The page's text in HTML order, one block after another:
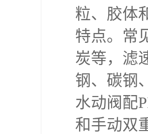
粒、胶体
特点。常
炭等，滤
钢、碳钢
水动阀配
和手动双